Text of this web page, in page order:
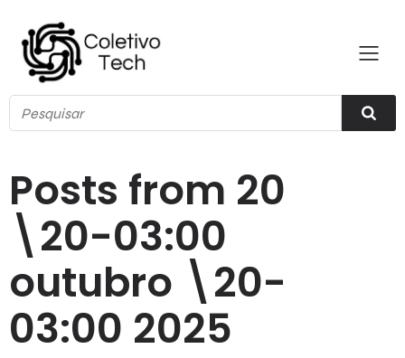
Posts from 20
\20-03:00
outubro \20-
03:00 2025